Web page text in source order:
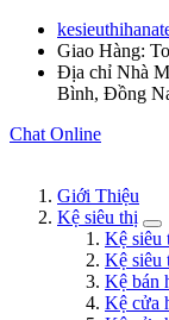
Giao Hàng:
Địa chỉ Nhà
Bình, Đồng
Chat Online
Giới Thiệu
Kệ siêu thị
Kệ siêu
Kệ
Kệ bán
Kệ cửa